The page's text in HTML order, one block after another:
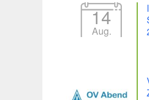
14
Aug.